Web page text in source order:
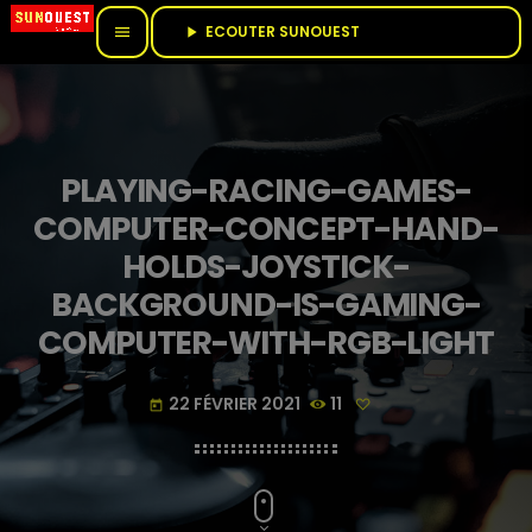
menu play_arrow
PLAYING-RACING-GAMES-
COMPUTER-CONCEPT-HAND-
HOLDS-JOYSTICK-
BACKGROUND-IS-GAMING-
COMPUTER-WITH-RGB-LIGHT
today 22 FÉVRIER 2021 11